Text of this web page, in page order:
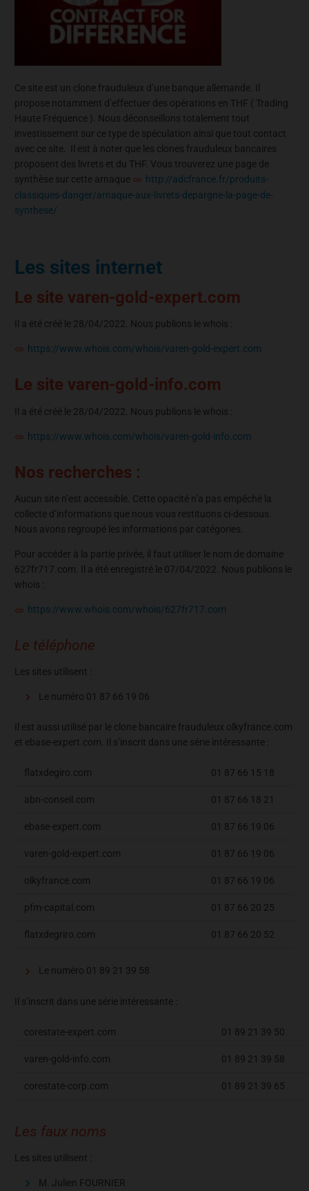
Ce site est un clone frauduleux d’une banque allemande. Il
propose notamment d’effectuer des opérations en THF ( Trading
Haute Fréquence ). Nous déconseillons totalement tout
investissement sur ce type de spéculation ainsi que tout contact
avec ce site. Il est à noter que les clones frauduleux bancaires
proposent des livrets et du THF. Vous trouverez une page de
synthèse sur cette arnaque
http://adcfrance.fr/produits-
classiques-danger/arnaque-aux-livrets-depargne-la-page-de-
synthese/
Les sites internet
Le site varen-gold-expert.com
Il a été créé le 28/04/2022. Nous publions le whois :
https://www.whois.com/whois/varen-gold-expert.com
Le site varen-gold-info.com
Il a été créé le 28/04/2022. Nous publions le whois :
https://www.whois.com/whois/varen-gold-info.com
Nos recherches :
Aucun site n’est accessible. Cette opacité n’a pas empêché la
collecte d’informations que nous vous restituons ci-dessous.
Nous avons regroupé les informations par catégories.
Pour accéder à la partie privée, il faut utiliser le nom de domaine
627fr717.com. Il a été enregistré le 07/04/2022. Nous publions le
whois :
https://www.whois.com/whois/627fr717.com
Le téléphone
Les sites utilisent :
Le numéro 01 87 66 19 06
Il est aussi utilisé par le clone bancaire frauduleux olkyfrance.com
et ebase-expert.com. Il s’inscrit dans une série intéressante :
flatxdegiro.com 01 87 66 15 18
abn-conseil.com 01 87 66 18 21
ebase-expert.com 01 87 66 19 06
varen-gold-expert.com 01 87 66 19 06
olkyfrance.com 01 87 66 19 06
pfm-capital.com 01 87 66 20 25
flatxdegriro.com 01 87 66 20 52
Le numéro 01 89 21 39 58
Il s’inscrit dans une série intéressante :
corestate-expert.com 01 89 21 39 50
varen-gold-info.com 01 89 21 39 58
corestate-corp.com 01 89 21 39 65
Les faux noms
Les sites utilisent :
M. Julien FOURNIER